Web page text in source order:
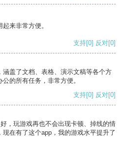
来非常方便。
支持[0] 反对[0]
盖了文档、表格、演示文稿等各个方
的所有任务，非常方便。
支持[0] 反对[0]
，玩游戏再也不会出现卡顿、掉线的情
在有了这个app，我的游戏水平提升了